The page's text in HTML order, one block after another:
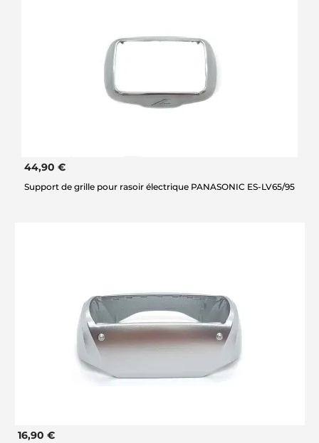
44,90 €
Support de grille pour rasoir électrique PANASONIC ES-LV65/95
16,90 €